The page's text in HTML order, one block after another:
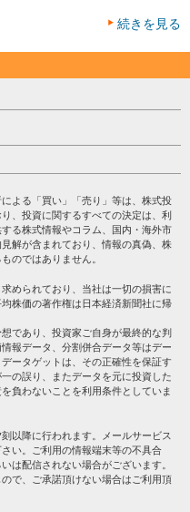
続きを見る
よる「買い」「売り」等は、株式投
、投資に関するすべての決定は、利
る株式情報やコラム、国内・海外市
解が含まれており、情報の真偽、株
のではありません。
められており、当社は一切の損害に
株価の著作権は日本経済新聞社に帰
であり、投資家ご自身が最終的な判
報データ、分割併合データ等はデー
ータゲットは、その正確性を保証す
の誤り、またデータを元に投資した
負わないことを利用条件としていま
以降に行われます。メールサービス
い。ご利用の情報端末等の不具合
は配信されない場合がございます。
で、ご承諾頂けない場合はご利用頂